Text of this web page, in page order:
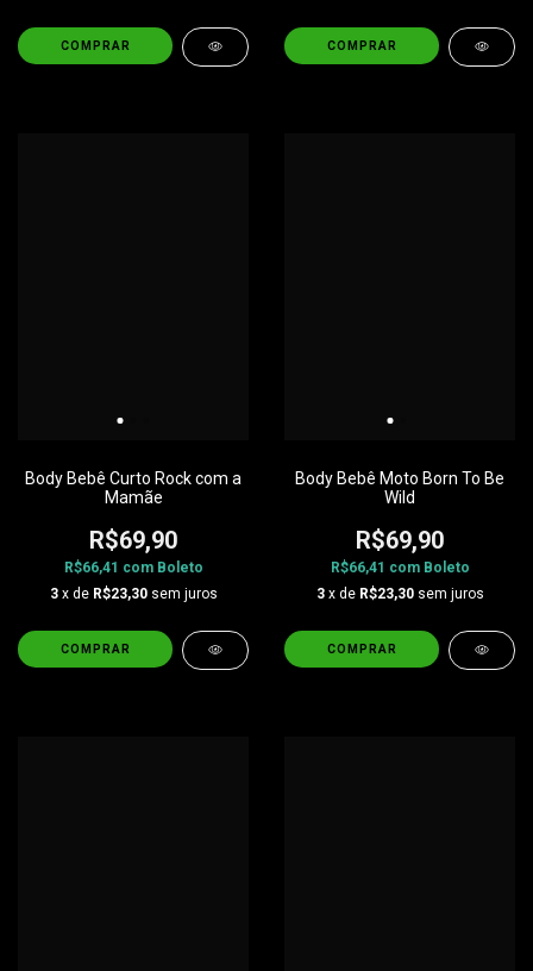
COMPRAR COMPRAR
Body Bebê Curto Rock com a
Mamãe
R$69,90
R$66,41 com Boleto
3 x de R$23,30 sem juros
COMPRAR
Body Bebê Moto Born To Be
Wild
R$69,90
R$66,41 com Boleto
3 x de R$23,30 sem juros
COMPRAR